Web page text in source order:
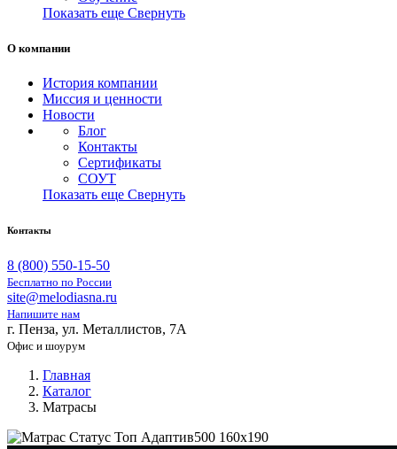
Показать еще Свернуть
О компании
История компании
Миссия и ценности
Новости
Блог
Контакты
Сертификаты
СОУТ
Показать еще Свернуть
Контакты
8 (800) 550-15-50
Бесплатно по России
site@melodiasna.ru
Напишите нам
г. Пенза, ул. Металлистов, 7А
Офис и шоурум
Главная
Каталог
Матрасы